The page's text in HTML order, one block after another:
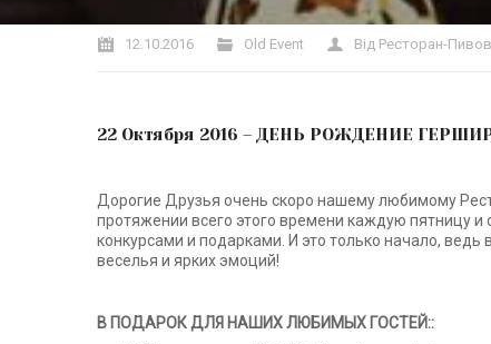
12.10.2016 Old Event Від Ресторан-
22 Октября 2016 – ДЕНЬ РОЖДЕНИЕ
Дорогие Друзья очень скоро нашему любимому
протяжении всего этого времени каждую пятницу
конкурсами и подарками. И это только начало,
веселья и ярких эмоций!
В ПОДАРОК ДЛЯ НАШИХ ЛЮБИМЫХ ГОСТЕЙ::